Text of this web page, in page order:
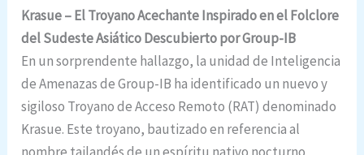
Krasue – El Troyano Acechante Inspirado en el Folclore
del Sudeste Asiático Descubierto por Group-IB
En un sorprendente hallazgo, la unidad de Inteligencia
de Amenazas de Group-IB ha identificado un nuevo y
sigiloso Troyano de Acceso Remoto (RAT) denominado
Krasue. Este troyano, bautizado en referencia al